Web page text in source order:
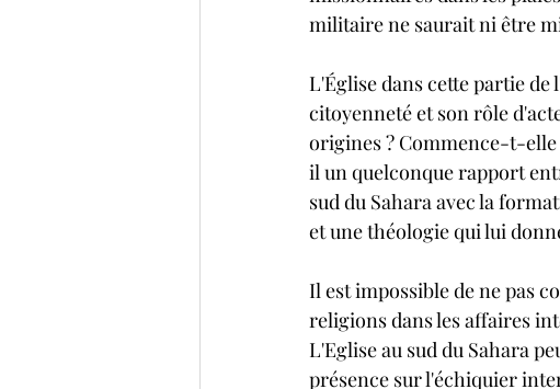
militaire ne saurait ni être
L'Église dans cette partie
citoyenneté et son rôle
origines ? Commence-t-elle
il un quelconque rapport
sud du Sahara avec la
et une théologie qui lui
Il est impossible de ne pas
religions dans les affaires
L'Eglise au sud du Sahara
présence sur l'échiquier